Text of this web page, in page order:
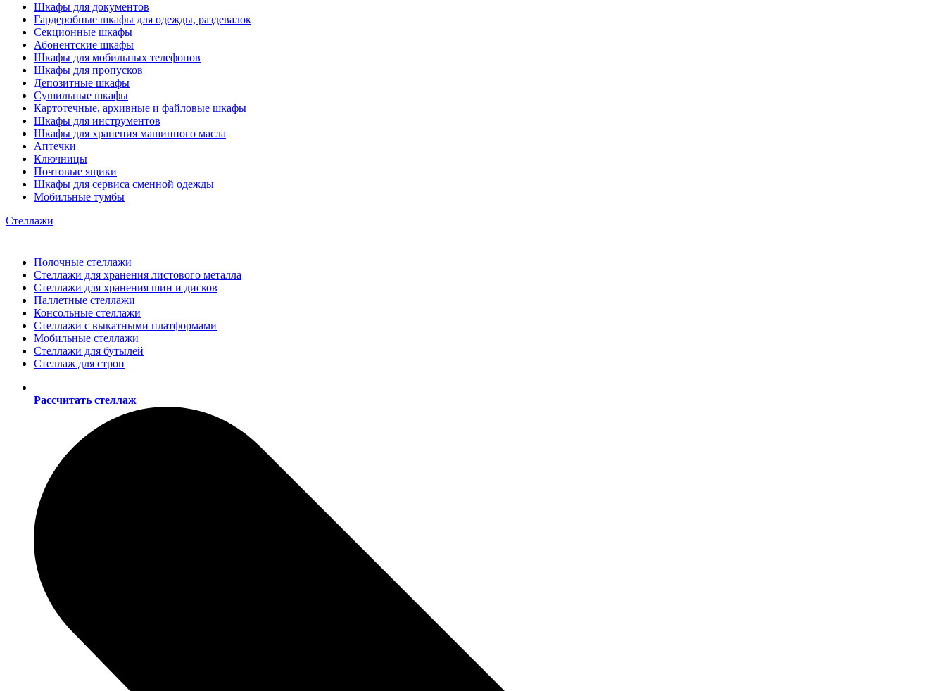
Шкафы для документов
Гардеробные шкафы для одежды, раздевалок
Секционные шкафы
Абонентские шкафы
Шкафы для мобильных телефонов
Шкафы для пропусков
Депозитные шкафы
Сушильные шкафы
Картотечные, архивные и файловые шкафы
Шкафы для инструментов
Шкафы для хранения машинного масла
Аптечки
Ключницы
Почтовые ящики
Шкафы для сервиса сменной одежды
Мобильные тумбы
Стеллажи
Полочные стеллажи
Стеллажи для хранения листового металла
Стеллажи для хранения шин и дисков
Паллетные стеллажи
Консольные стеллажи
Стеллажи с выкатными платформами
Мобильные стеллажи
Стеллажи для бутылей
Стеллаж для строп
Рассчитать стеллаж